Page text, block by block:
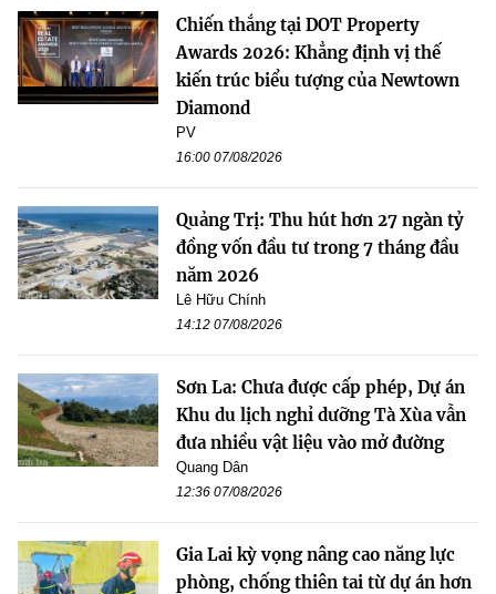
Chiến thắng tại DOT Property
Awards 2026: Khẳng định vị thế
kiến trúc biểu tượng của Newtown
Diamond
PV
16:00 07/08/2026
Quảng Trị: Thu hút hơn 27 ngàn tỷ
đồng vốn đầu tư trong 7 tháng đầu
năm 2026
Lê Hữu Chính
14:12 07/08/2026
Sơn La: Chưa được cấp phép, Dự án
Khu du lịch nghỉ dưỡng Tà Xùa vẫn
đưa nhiều vật liệu vào mở đường
Quang Dân
12:36 07/08/2026
Gia Lai kỳ vọng nâng cao năng lực
phòng, chống thiên tai từ dự án hơn